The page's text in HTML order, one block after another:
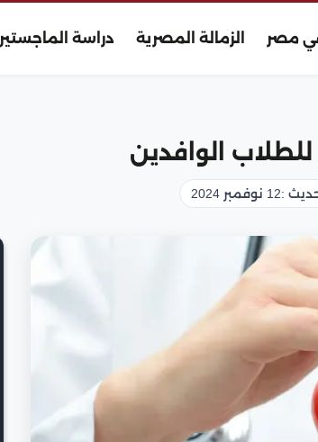
مصر الزمالة المصرية دراسة الماجستير
الوافدين
:12 نوفمبر 2024